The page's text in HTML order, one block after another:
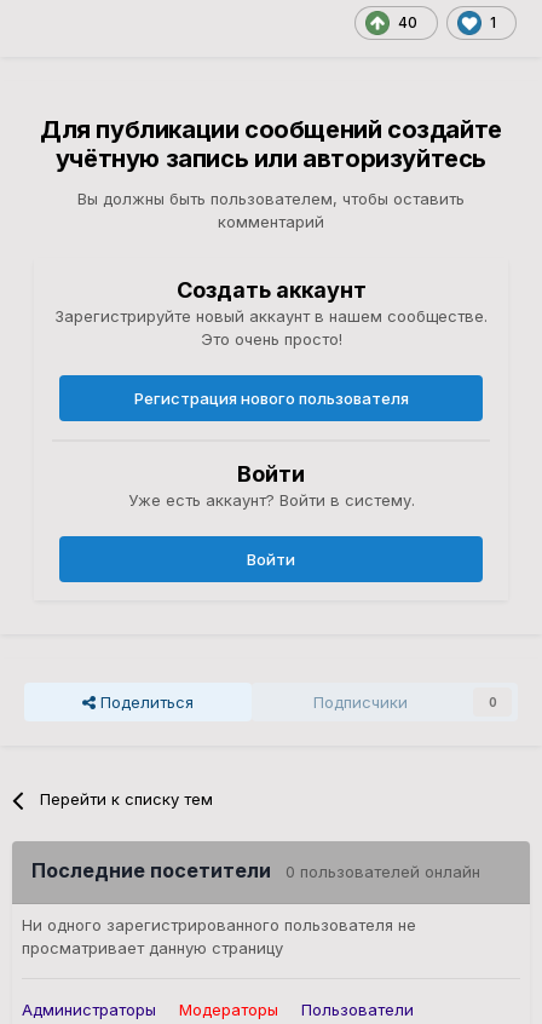
40 1
Для публикации сообщений создайте
учётную запись или авторизуйтесь
Вы должны быть пользователем, чтобы оставить
комментарий
Создать аккаунт
Зарегистрируйте новый аккаунт в нашем сообществе.
Это очень просто!
Регистрация нового пользователя
Войти
Уже есть аккаунт? Войти в систему.
Войти
Поделиться Подписчики 0
Перейти к списку тем
Последние посетители 0 пользователей онлайн
Ни одного зарегистрированного пользователя не
просматривает данную страницу
Администраторы Модераторы Пользователи